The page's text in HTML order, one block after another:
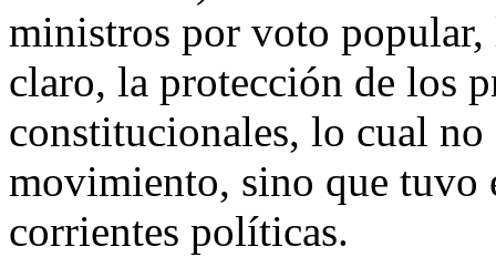
ministros por voto popular,
claro, la protección de los
constitucionales, lo cual
movimiento, sino que tuvo
corrientes políticas.